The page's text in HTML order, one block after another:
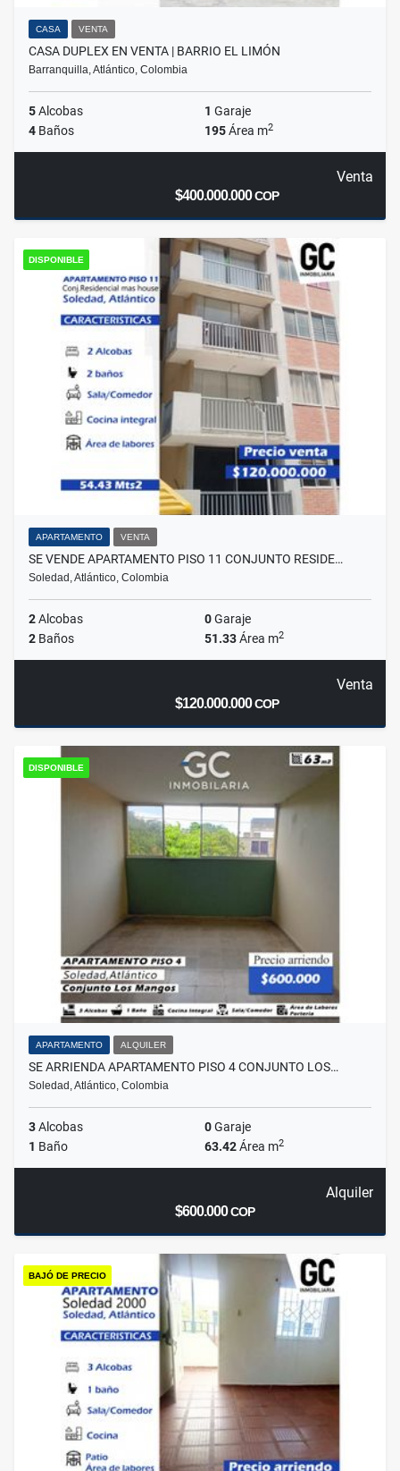
CASA VENTA
CASA DUPLEX EN VENTA | BARRIO EL LIMÓN
Barranquilla, Atlántico, Colombia
5Alcobas 1 Garaje
4 Baños 195Área m2
Venta
$400.000.000COP
DISPONIBLE
APARTAMENTO VENTA
SE VENDE APARTAMENTO PISO 11 CONJUNTO RESIDE…
Soledad, Atlántico, Colombia
2Alcobas 0Garaje
2 Baños 51.33Área m2
Venta
$120.000.000COP
DISPONIBLE
APARTAMENTO ALQUILER
SE ARRIENDA APARTAMENTO PISO 4 CONJUNTO LOS…
Soledad, Atlántico, Colombia
3Alcobas 0Garaje
1 Baño 63.42Área m2
Alquiler
$600.000COP
BAJÓ DE PRECIO